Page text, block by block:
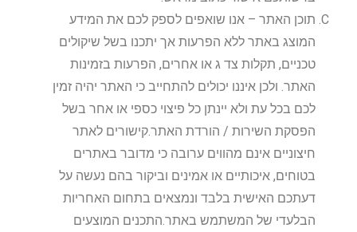
תוכן האתר – אנו שואפים לספק לכם את המידע
המוצג באתר ללא הפרעות אך יתכנו בשל שיקולים
טכניים, תקלות צד ג או אחרים, הפרעות בזמינות
האתר. ולכן איננו יכולים להתחייב כי האתר יהיה זמין
לכם בכל עת ולא יינתן כל פיצוי כספי או אחר בשל
הפסקת השירות / הורדת האתר.קישורים לאתר
חיצוניים אינם מהווים ערובה כי מדובר באתרים
בטוחים, איכותיים או אמינים וביקור בהם נעשה על
דעתכם האישית בלבד ונמצאים בתחום האחריות
הבלעדי של המשתמש באתר.התכנים המוצעים